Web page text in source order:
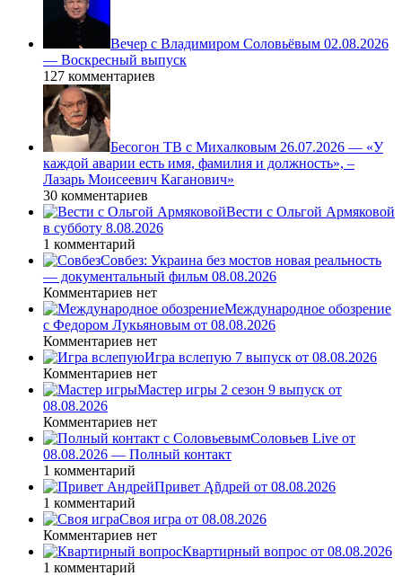
Вечер с Владимиром Соловьёвым 02.08.2026
— Воскресный выпуск
127 комментариев
Бесогон ТВ с Михалковым 26.07.2026 — «У
каждой аварии есть имя, фамилия и должность», –
Лазарь Моисеевич Каганович»
30 комментариев
Вести с Ольгой Армяковой
в субботу 8.08.2026
1 комментарий
Совбез: Украина без мостов новая реальность
— документальный фильм 08.08.2026
Комментариев нет
Международное обозрение
с Федором Лукьяновым от 08.08.2026
Комментариев нет
Игра вслепую 7 выпуск от 08.08.2026
Комментариев нет
Мастер игры 2 сезон 9 выпуск от
08.08.2026
Комментариев нет
Соловьев Live от
08.08.2026 — Полный контакт
1 комментарий
Привет Ąñдpей от 08.08.2026
1 комментарий
Своя игра от 08.08.2026
Комментариев нет
Квартирный вопрос от 08.08.2026
1 комментарий